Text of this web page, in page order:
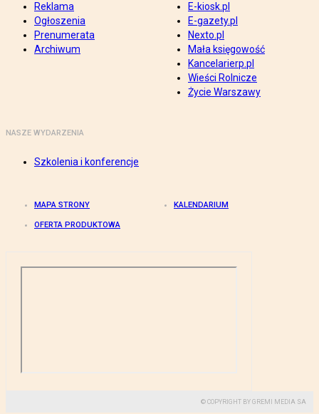
Reklama
Ogłoszenia
Prenumerata
Archiwum
E-kiosk.pl
E-gazety.pl
Nexto.pl
Mała księgowość
Kancelarierp.pl
Wieści Rolnicze
Życie Warszawy
NASZE WYDARZENIA
Szkolenia i konferencje
MAPA STRONY KALENDARIUM
OFERTA PRODUKTOWA
© COPYRIGHT BY GREMI MEDIA SA